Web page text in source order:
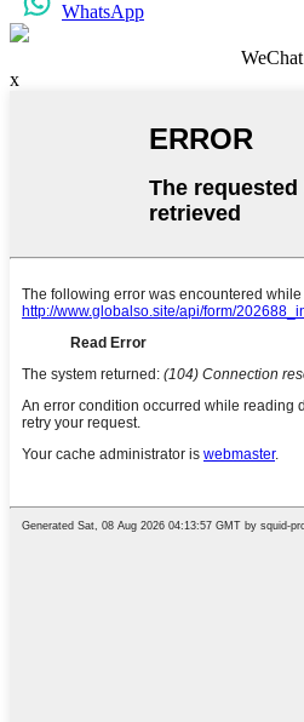
WhatsApp
WeChat
x